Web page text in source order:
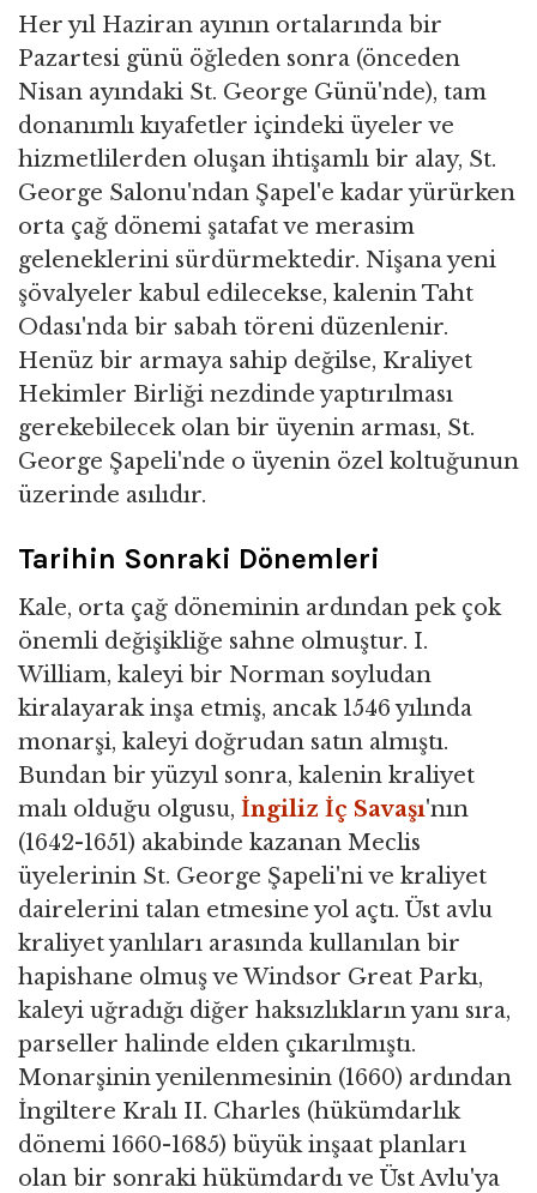
Her yıl Haziran ayının ortalarında bir
Pazartesi günü öğleden sonra (önceden
Nisan ayındaki St. George Günü'nde), tam
donanımlı kıyafetler içindeki üyeler ve
hizmetlilerden oluşan ihtişamlı bir alay, St.
George Salonu'ndan Şapel'e kadar yürürken
orta çağ dönemi şatafat ve merasim
geleneklerini sürdürmektedir. Nişana yeni
şövalyeler kabul edilecekse, kalenin Taht
Odası'nda bir sabah töreni düzenlenir.
Henüz bir armaya sahip değilse, Kraliyet
Hekimler Birliği nezdinde yaptırılması
gerekebilecek olan bir üyenin arması, St.
George Şapeli'nde o üyenin özel koltuğunun
üzerinde asılıdır.
Tarihin Sonraki Dönemleri
Kale, orta çağ döneminin ardından pek çok
önemli değişikliğe sahne olmuştur. I.
William, kaleyi bir Norman soyludan
kiralayarak inşa etmiş, ancak 1546 yılında
monarşi, kaleyi doğrudan satın almıştı.
Bundan bir yüzyıl sonra, kalenin kraliyet
malı olduğu olgusu, İngiliz İç Savaşı'nın
(1642-1651) akabinde kazanan Meclis
üyelerinin St. George Şapeli'ni ve kraliyet
dairelerini talan etmesine yol açtı. Üst avlu
kraliyet yanlıları arasında kullanılan bir
hapishane olmuş ve Windsor Great Parkı,
kaleyi uğradığı diğer haksızlıkların yanı sıra,
parseller halinde elden çıkarılmıştı.
Monarşinin yenilenmesinin (1660) ardından
İngiltere Kralı II. Charles (hükümdarlık
dönemi 1660-1685) büyük inşaat planları
olan bir sonraki hükümdardı ve Üst Avlu'ya